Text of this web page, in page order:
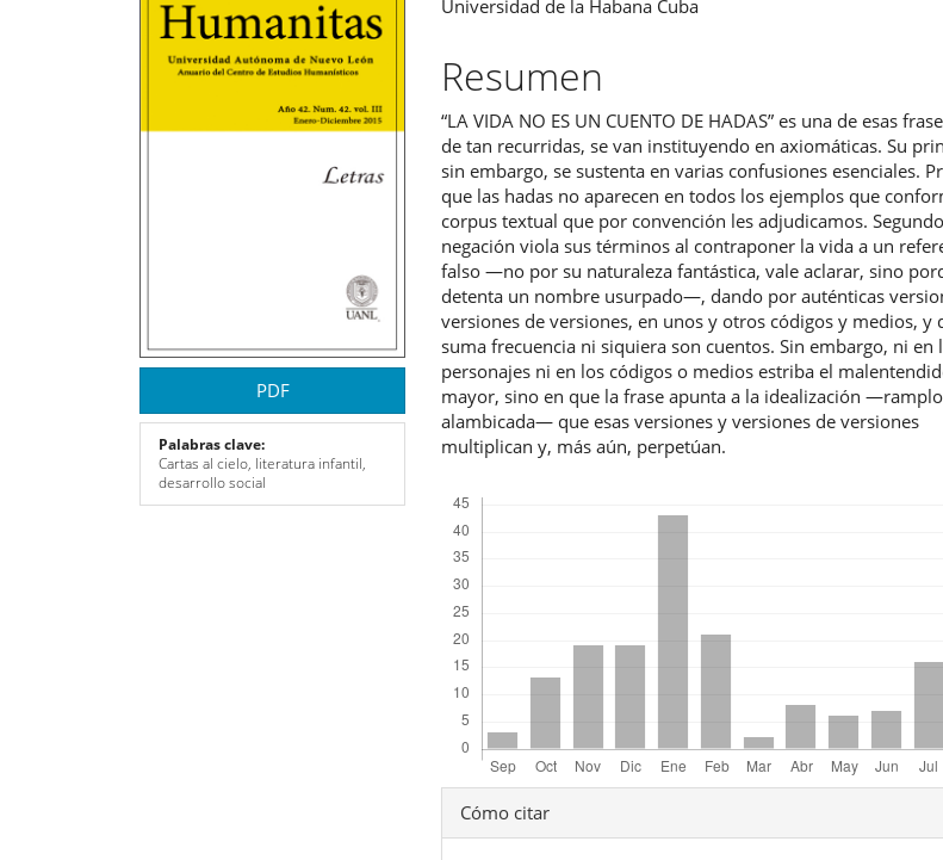
lateral
del
PDF
Palabras clave:
Cartas al cielo, literatura infantil,
desarrollo social
principal
del
artículo
Universidad de la Habana Cuba
Resumen
“LA VIDA NO ES UN CUENTO DE HADAS” es una de esas
de tan recurridas, se van instituyendo en axiomáticas. Su
sin embargo, se sustenta en varias confusiones esenciales.
que las hadas no aparecen en todos los ejemplos que
corpus textual que por convención les adjudicamos.
negación viola sus términos al contraponer la vida a un
falso —no por su naturaleza fantástica, vale aclarar, sino
detenta un nombre usurpado—, dando por auténticas
versiones de versiones, en unos y otros códigos y medios, y
suma frecuencia ni siquiera son cuentos. Sin embargo, ni en
personajes ni en los códigos o medios estriba el
mayor, sino en que la frase apunta a la idealización
alambicada— que esas versiones y versiones de versiones
multiplican y, más aún, perpetúan.
Detalles
del
Cómo citar